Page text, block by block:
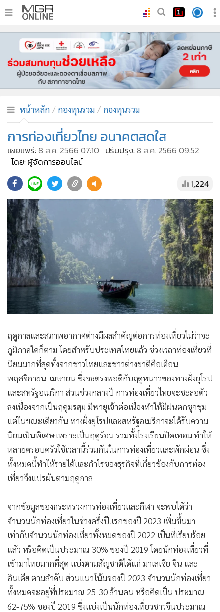
หน้าหลัก
ทันเหตุการณ์
• ภาคใต้
• บันเทิง
ผู้จัดการรายวัน
• คอลัมนิสต์
ละคร
CbizReview
• Cyber BIZ
• ผู้จัดกวน
• Good health & Well-being
• Green Innovation & SD
• Management & HR
• MGR Live
• Infographic
การเมือง
• ท่องเที่ยว
• ต่างประเทศ
•
Special Scoop
เศรษฐกิจ-ธุรกิจ
• ชุมชน-คุณภาพชีวิต
• อาชญากรรม
• Motoring
• เกม
• วิทยาศาสตร์
• SMEs
• อินโดจีน
• กองทุนรวม
• Celeb Online
• Factcheck
ญี่ปุ่น
•
• Gotomanager
หน้าหลัก กองทุนรวม กองทุนรวม
การท่องเที่ยวไทย อนาคตสดใส
เผยแพร่: 8 ส.ค. 2566 07:10 ปรับปรุง: 8 ส.ค. 2566 09:52
โดย: ผู้จัดการออนไลน์
1,224
ฤดูกาลและสภาพอากาศต่างมีผลสำคัญต่อการท่องเที่ยวไม่ว่าจะ
ภูมิภาคใดก็ตาม โดยสำหรับประเทศไทยแล้ว ช่วงเวลาท่องเที่ยวที่
นิยมมากที่สุดทั้งจากชาวไทยและชาวต่างขาติคือเดือน
พฤศจิกายน-เมษายน ซึ่งจะตรงพอดีกับฤดูหนาวของทางฝั่งยุโรป
และสหรัฐอเมริกา ส่วนช่วงกลางปี การท่องเที่ยวไทยจะชะลอตัว
ลงเนื่องจากเป็นฤดูมรสุม มีพายุเข้าต่อเนื่องทำให้มีฝนตกชุกชุม
แต่ในขณะเดียวกัน ทางฝั่งยุโรปและสหรัฐอเมริกาจะได้รับความ
นิยมเป็นพิเศษ เพราะเป็นฤดูร้อน รวมทั้งโรงเรียนปิดเทอม ทำให้
หลายครอบครัวใช้เวลานี้ร่วมกันในการท่องเที่ยวและพักผ่อน ซึ่ง
ทั้งหมดนี้ทำให้รายได้และกำไรของธุรกิจที่เกี่ยวข้องกับการท่อง
เที่ยวจึงแปรผันตามฤดูกาล
จากข้อมูลของกระทรวงการท่องเที่ยวและกีฬา จะพบได้ว่า
จำนวนนักท่องเที่ยวในช่วงครึ่งปีแรกของปี 2023 เพิ่มขึ้นมา
เท่ากับจำนวนนักท่องเที่ยวทั้งหมดของปี 2022 เป็นที่เรียบร้อย
แล้ว หรือคิดเป็นประมาณ 30% ของปี 2019 โดยนักท่องเที่ยวที่
เข้ามาไทยมากที่สุด แบ่งตามสัญชาติได้แก่ มาเลเซีย จีน และ
อินเดีย ตามลำดับ ส่วนแนวโน้มของปี 2023 จำนวนนักท่องเที่ยว
ทั้งหมดจะอยู่ที่ประมาณ 25-30 ล้านคน หรือคิดเป็น ประมาณ
62-75% ของปี 2019 ซึ่งแบ่งเป็นนักท่องเที่ยวชาวจีนประมาณ